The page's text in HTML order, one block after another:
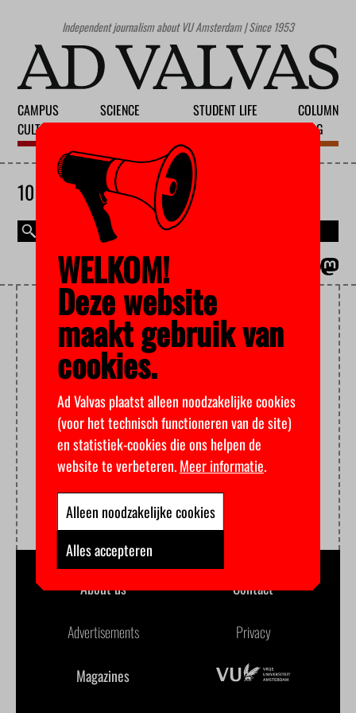
Independent journalism about VU Amsterdam | Since 1953
CAMPUS
CULTURE
SCIENCE
STUDENT LIFE
COLUMN
BLOG
10 AUGUST 2026
MAGAZINE
SAFETY
About us Contact
Advertisements Privacy
Magazines
WELKOM!
Deze website
maakt gebruik van
cookies.
Ad Valvas plaatst alleen noodzakelijke cookies
(voor het technisch functioneren van de site)
en statistiek-cookies die ons helpen de
website te verbeteren.Meer informatie.
Alleen noodzakelijke cookies
Alles accepteren